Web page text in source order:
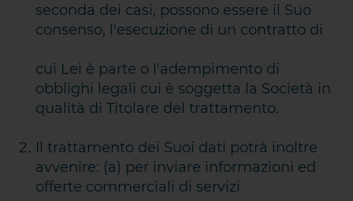
seconda dei casi, possono essere il Suo
consenso, l'esecuzione di un contratto di
cui Lei è parte o l'adempimento di
obblighi legali cui è soggetta la Società in
qualità di Titolare del trattamento.
Il trattamento dei Suoi dati potrà inoltre
avvenire: (a) per inviare informazioni ed
offerte commerciali di servizi